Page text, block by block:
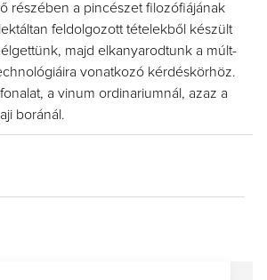
részében a pincészet filozófiájának
feldolgozott tételekből készült
majd elkanyarodtunk a múlt-
vonatkozó kérdéskörhöz.
a vinum ordinariumnál, azaz a
boránál.